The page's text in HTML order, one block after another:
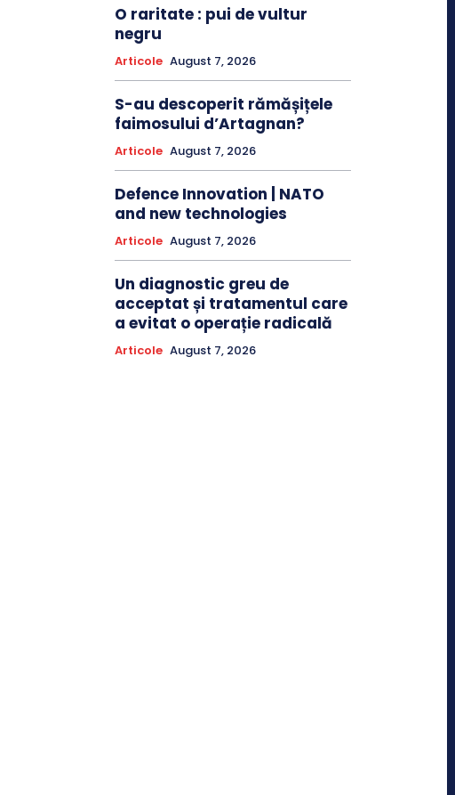
O raritate : pui de vultur
negru
Articole August 7, 2026
S-au descoperit rămășițele
faimosului d’Artagnan?
Articole August 7, 2026
Defence Innovation | NATO
and new technologies
Articole August 7, 2026
Un diagnostic greu de
acceptat și tratamentul care
a evitat o operație radicală
Articole August 7, 2026